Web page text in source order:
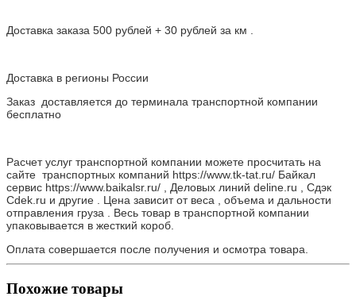
Доставка заказа 500 рублей + 30 рублей за км .
Доставка в регионы России
Заказ доставляется до терминала транспортной компании
бесплатно
Расчет услуг транспортной компании можете просчитать на
сайте транспортных компаний https://www.tk-tat.ru/ Байкал
сервис https://www.baikalsr.ru/ , Деловых линий deline.ru , Сдэк
Cdek.ru и другие . Цена зависит от веса , объема и дальности
отправления груза . Весь товар в транспортной компании
упаковывается в жесткий короб.
Оплата совершается после получения и осмотра товара.
Похожие товары